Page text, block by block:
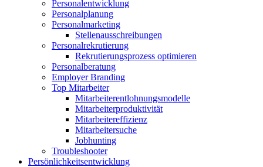
Personalentwicklung
Personalplanung
Personalmarketing
Stellenausschreibungen
Personalrekrutierung
Rekrutierungsprozess optimieren
Personalberatung
Employer Branding
Top Mitarbeiter
Mitarbeiterentlohnungsmodelle
Mitarbeiterproduktivität
Mitarbeitereffizienz
Mitarbeitersuche
Jobhunting
Troubleshooter
Persönlichkeitsentwicklung